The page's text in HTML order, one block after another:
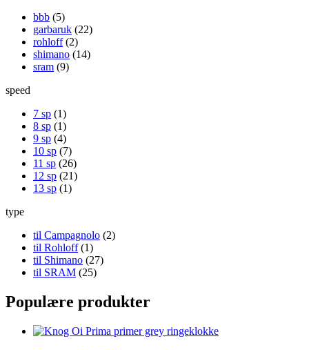
bbb (5)
garbaruk (22)
rohloff (2)
shimano (14)
sram (9)
speed
7 sp (1)
8 sp (1)
9 sp (4)
10 sp (7)
11 sp (26)
12 sp (21)
13 sp (1)
type
til Campagnolo (2)
til Rohloff (1)
til Shimano (27)
til SRAM (25)
Populære produkter